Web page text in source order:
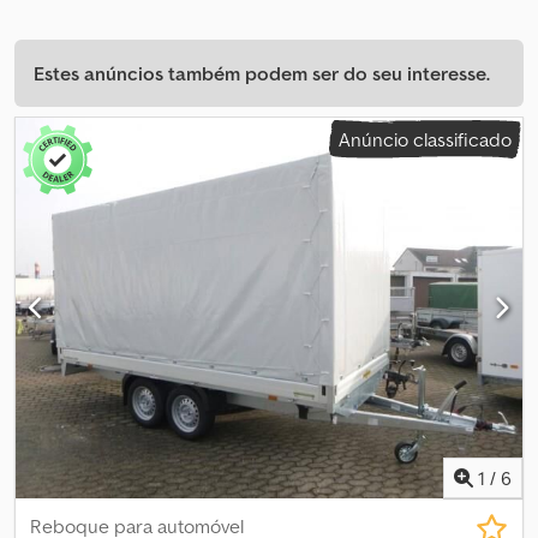
Estes anúncios também podem ser do seu interesse.
Anúncio classificado
1 / 6
Reboque para automóvel